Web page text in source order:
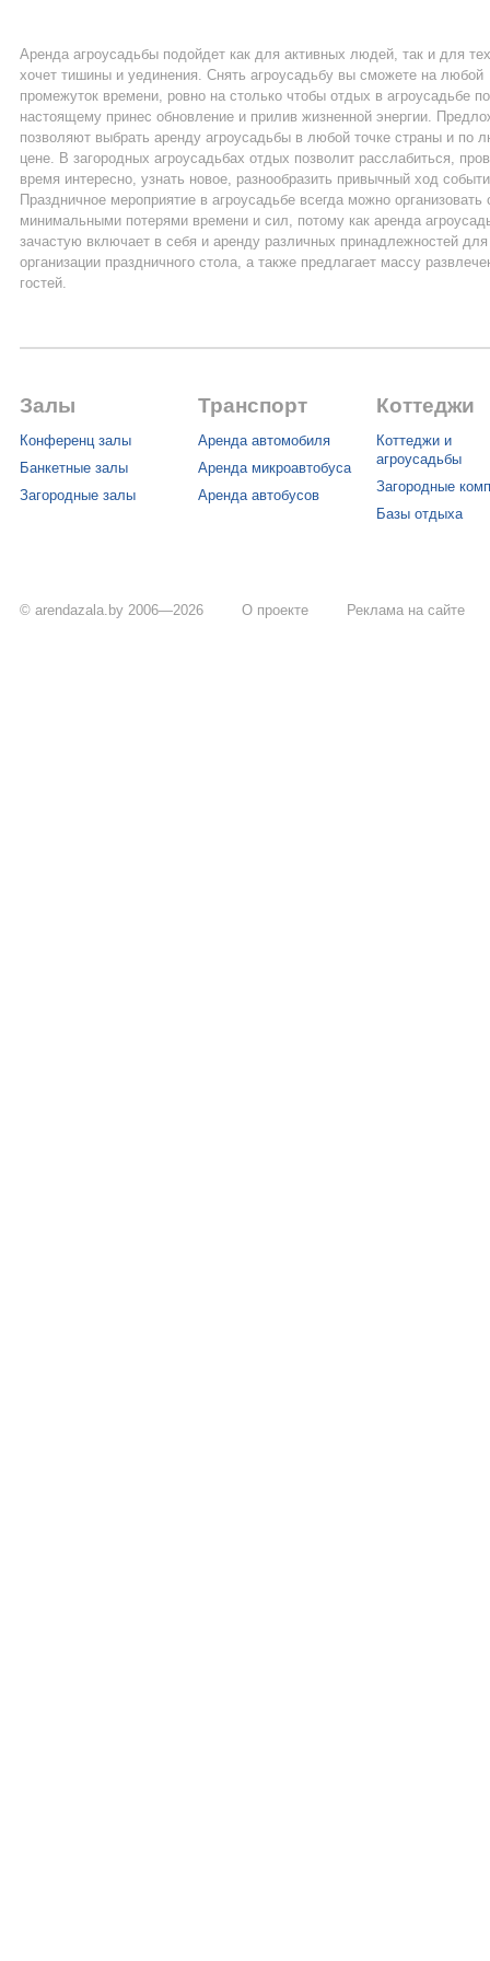
Аренда агроусадьбы подойдет как для активных людей, так и для
хочет тишины и уединения. Снять агроусадьбу вы сможете на любой
промежуток времени, ровно на столько чтобы отдых в агроусадьбе
настоящему принес обновление и прилив жизненной энергии.
позволяют выбрать аренду агроусадьбы в любой точке страны и по
цене. В загородных агроусадьбах отдых позволит расслабиться,
время интересно, узнать новое, разнообразить привычный ход
Праздничное мероприятие в агроусадьбе всегда можно организовать
минимальными потерями времени и сил, потому как аренда
зачастую включает в себя и аренду различных принадлежностей для
организации праздничного стола, а также предлагает массу
гостей.
Залы
Конференц залы
Банкетные залы
Загородные залы
Транспорт
Аренда автомобиля
Аренда микроавтобуса
Аренда автобусов
Коттеджи
Коттеджи и
агроусадьбы
Загородные
Базы отдыха
© arendazala.by 2006—2026 О проекте Реклама на сайте